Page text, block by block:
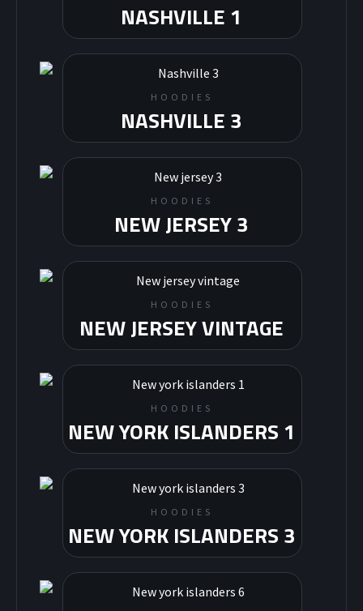
SOCCER
NASHVILLE 1
HOODIES
NASHVILLE 3
HOODIES
NEW JERSEY 3
HOODIES
NEW JERSEY VINTAGE
HOODIES
NEW YORK ISLANDERS 1
HOODIES
NEW YORK ISLANDERS 3